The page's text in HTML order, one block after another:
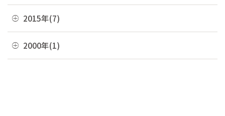
01月(6)
03月(8)
01月(3)
04月(2)
03月(7)
05月(8)
04月(10)
03月(12)
07月(5)
05月(7)
08月(2)
07月(5)
09月(4)
08月(3)
07月(7)
11月(4)
09月(1)
12月(2)
11月(3)
2015年(7)
11月(1)
06月(6)
2000年(1)